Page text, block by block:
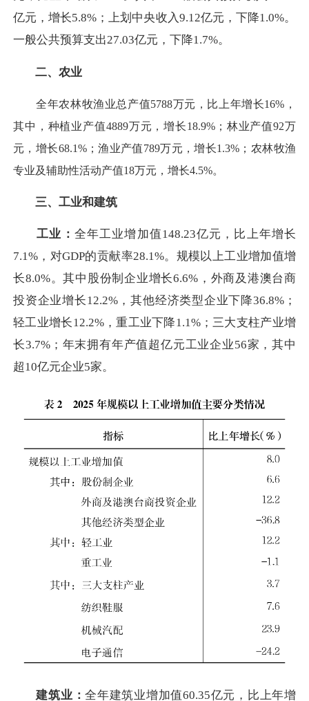
亿元，增长5.8%；上划中央收入9.12亿元，下降1.0%。
一般公共预算支出27.03亿元，下降1.7%。
二、农业
全年农林牧渔业总产值5788万元，比上年增长16%，
其中，种植业产值4889万元，增长18.9%；林业产值92万
元，增长68.1%；渔业产值789万元，增长1.3%；农林牧渔
专业及辅助性活动产值18万元，增长4.5%。
三、工业和建筑
工业： 全年工业增加值148.23亿元，比上年增长
7.1%，对GDP的贡献率28.1%。规模以上工业增加值增
长8.0%。其中股份制企业增长6.6%，外商及港澳台商
投资企业增长12.2%，其他经济类型企业下降36.8%；
轻工业增长12.2%，重工业下降1.1%；三大支柱产业增
长3.7%；年末拥有年产值超亿元工业企业56家，其中
超10亿元企业5家。
建筑业：全年建筑业增加值60.35亿元，比上年增